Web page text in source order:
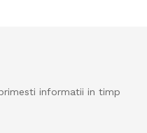
informatii in timp